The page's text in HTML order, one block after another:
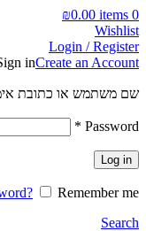
0
items
₪0.00
Wishlist
Login / Register
inCreate an Account
שם משתמש או כתובת
Password
*
Log in
Remember me
Search